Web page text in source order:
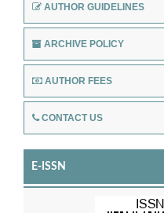
AUTHOR GUIDELINES
ARCHIVE POLICY
AUTHOR FEES
CONTACT US
E-ISSN